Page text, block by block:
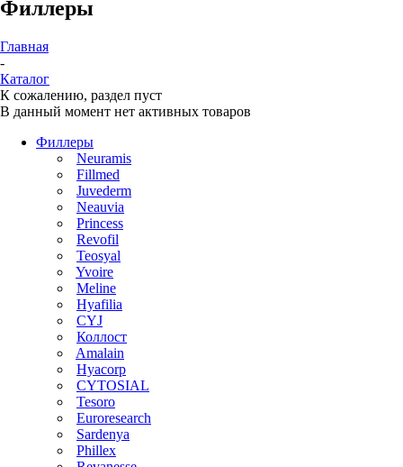
Филлеры
Главная
-
Каталог
К сожалению, раздел пуст
В данный момент нет активных товаров
Филлеры
Neuramis
Fillmed
Juvederm
Neauvia
Princess
Revofil
Teosyal
Yvoire
Meline
Hyafilia
CYJ
Коллост
Amalain
Hyacorp
CYTOSIAL
Tesoro
Euroresearch
Sardenya
Phillex